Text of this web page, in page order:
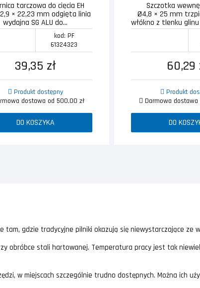
tarczowa do cięcia EH
× 22,23 mm odgięta linia
wydajna SG ALU do...
kod: PF
61324323
39,35 zł
Produkt dostępny
dostawa od 500,00 zł
DO KOSZYKA
Szczotka
Ø4,8 × 25 mm
włókno z tlenku
60,29
Produkt
Darmowa
DO
gdzie tradycyjne pilniki okazują się niewystarczające ze
obróbce stali hartowanej. Temperatura pracy jest tak
w miejscach szczególnie trudno dostępnych. Można ich